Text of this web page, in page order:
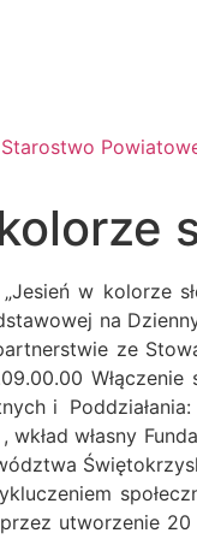
Starostwo
w kolorze
na
ze
i
własny
utworzenie